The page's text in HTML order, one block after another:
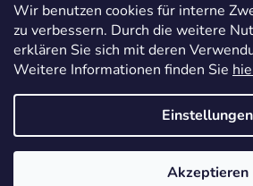
Wir benutzen cookies für interne
zu verbessern. Durch die weitere
erklären Sie sich mit deren
Weitere Informationen finden Sie
Einstellungen
Akzeptieren
Erstellt von
Copyright 2026
vorbehalten.Cookie-